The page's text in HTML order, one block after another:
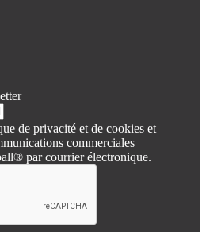
de privacité et de cookies et
commerciales
par courrier électronique.